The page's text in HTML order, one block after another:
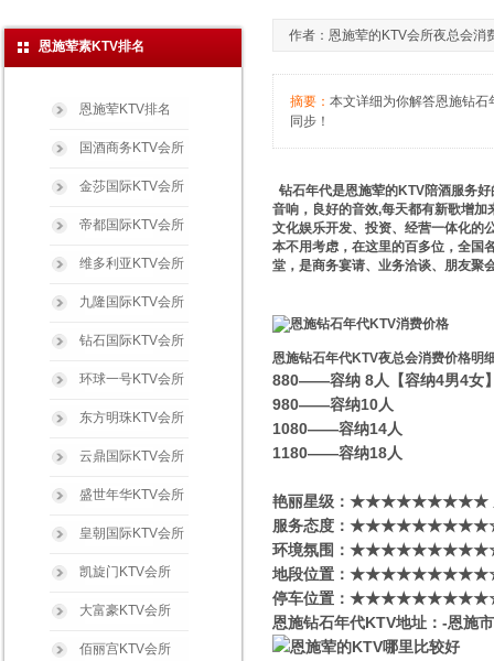
作者：恩施荤的KTV会所夜总会
摘要： 本文详细为你解答恩施钻
同步！
钻石年代是恩施荤的KTV陪酒服务
音响，良好的音效,每天都有新歌增
文化娱乐开发、投资、经营一体化的
本不用考虑，在这里的百多位，全国
堂，是商务宴请、业务洽谈、朋友聚
恩施钻石年代KTV夜总会消费价格明
880——容纳 8人【容纳4男4女
980——容纳10人
1080——容纳14人
1180——容纳18人
艳丽星级​‌‌：★★★★★★★★★
服务态度：★★★★★★★★★☆
环境氛围：★★★★★★★★★☆
地段位置：★★★★★★★★★☆
停车位置：★★★★★★★★★☆
恩施钻石年代KTV地址：-恩施
恩施荤素KTV排名
恩施荤KTV排名
国酒商务KTV会所
金莎国际KTV会所
帝都国际KTV会所
维多利亚KTV会所
九隆国际KTV会所
钻石国际KTV会所
环球一号KTV会所
东方明珠KTV会所
云鼎国际KTV会所
盛世年华KTV会所
皇朝国际KTV会所
凯旋门KTV会所
大富豪KTV会所
佰丽宫KTV会所